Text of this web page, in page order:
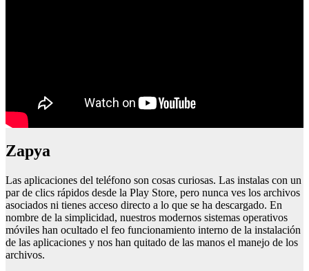
Zapya
Las aplicaciones del teléfono son cosas curiosas. Las instalas con un
par de clics rápidos desde la Play Store, pero nunca ves los archivos
asociados ni tienes acceso directo a lo que se ha descargado. En
nombre de la simplicidad, nuestros modernos sistemas operativos
móviles han ocultado el feo funcionamiento interno de la instalación
de las aplicaciones y nos han quitado de las manos el manejo de los
archivos.